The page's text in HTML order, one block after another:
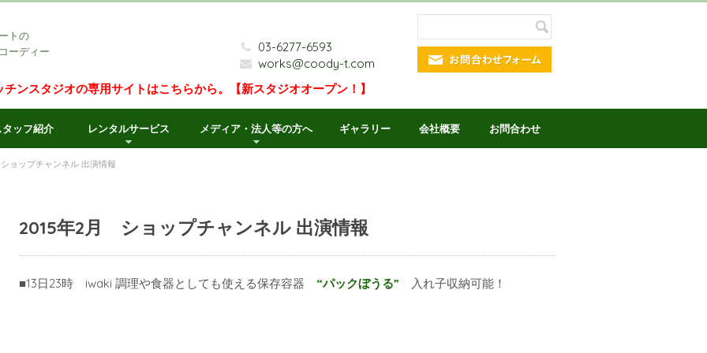
トの
ーディー
03-6277-6593
works@coody-t.com
ンスタジオの専用サイトはこちらから。【新スタジオオープン！】
タッフ紹介 レンタルサービス メディア・法人等の方へ ギャラリー 会社概要 お問合わせ
ョップチャンネル 出演情報
2015年2月 ショップチャンネル 出演情報
■13日23時 iwaki 調理や食器としても使える保存容器 “パックぼうる” 入れ子収納可能！